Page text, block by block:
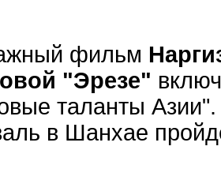
фильм
"Эрезе"
таланты
в Шанхае